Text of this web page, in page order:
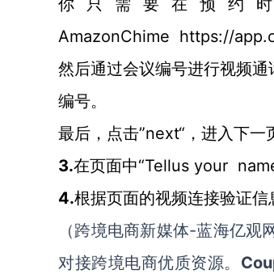
你只需要在预约
AmazonChime https://
然后通过会议编号进行视频通
编号。
最后，点击”next“，进入下一
3.在页面中“Tellus your
4.根据页面的视频连接验证信
（跨境电商新媒体-蓝海亿观
对接跨境电商优质资源。